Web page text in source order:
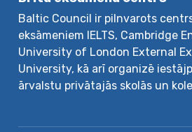
Baltic Council ir pilnvarots
eksāmeniem IELTS, Cambridge
University of London External
University, kā arī organizē
ārvalstu privātajās skolās un